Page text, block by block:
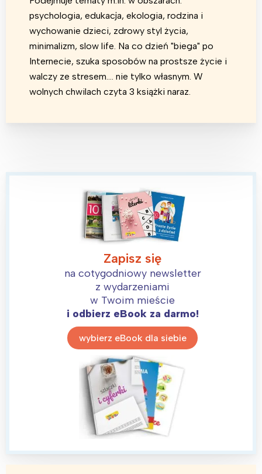
psychologia, edukacja, ekologia, rodzina i
wychowanie dzieci, zdrowy styl życia,
minimalizm, slow life. Na co dzień "biega" po
Internecie, szuka sposobów na prostsze życie i
walczy ze stresem.... nie tylko własnym. W
wolnych chwilach czyta 3 książki naraz.
Zapisz się
na cotygodniowy newsletter
z wydarzeniami
w Twoim mieście
i odbierz eBook za darmo!
wybierz eBook dla siebie